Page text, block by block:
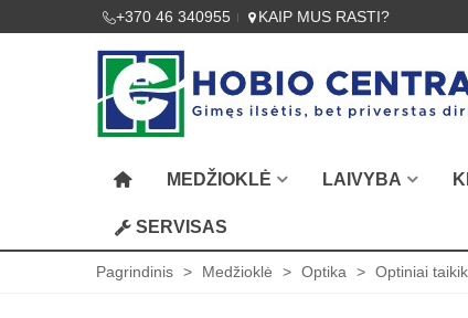
+370 46 340955 KAIP MUS RASTI?
MEDŽIOKLĖ LAIVYBA
SERVISAS
Pagrindinis > Medžioklė > Optika > Optiniai